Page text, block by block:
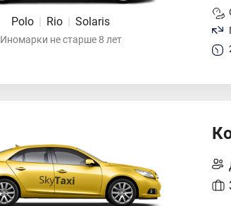
Polo | Rio | Solaris
Иномарки не старше 8 лет